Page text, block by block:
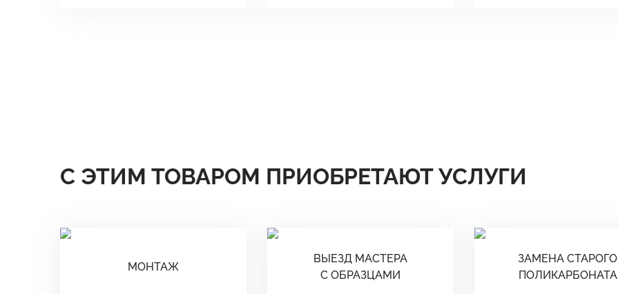
С ЭТИМ ТОВАРОМ ПРИОБРЕТАЮТ УСЛУГИ
МОНТАЖ
ВЫЕЗД МАСТЕРА
С ОБРАЗЦАМИ
ЗАМЕНА СТАРОГО
ПОЛИКАРБОНАТА